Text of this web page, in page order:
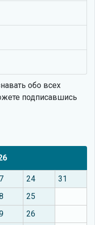
обо всех
подписавшись
24
31
25
26